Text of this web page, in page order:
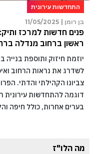
התחדשות עירונית
בן רומן |
11/05/2025
פנים חדשות למרכז
ראשון ברחוב מנדלה
יוזמת חיזוק ותוספת
לשדרג את נראות הרחוב
צביונו הקהילתי והדתי.
דוגמה להתחדשות עירונית
בערים אחרות, כולל חיפה
מה הלו"ז